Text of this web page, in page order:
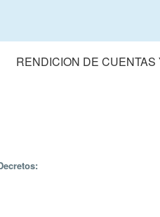
RENDICION DE